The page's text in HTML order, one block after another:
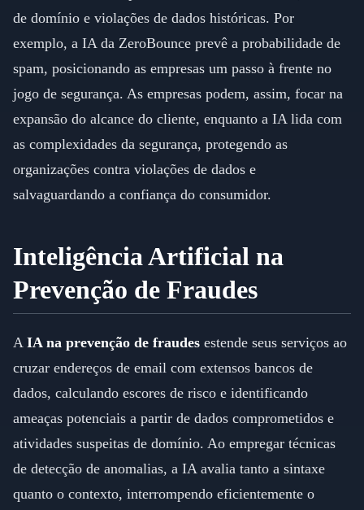
de domínio e violações de dados históricas. Por
exemplo, a IA da ZeroBounce prevê a probabilidade de
spam, posicionando as empresas um passo à frente no
jogo de segurança. As empresas podem, assim, focar na
expansão do alcance do cliente, enquanto a IA lida com
as complexidades da segurança, protegendo as
organizações contra violações de dados e
salvaguardando a confiança do consumidor.
Inteligência Artificial na
Prevenção de Fraudes
A IA na prevenção de fraudes estende seus serviços ao
cruzar endereços de email com extensos bancos de
dados, calculando escores de risco e identificando
ameaças potenciais a partir de dados comprometidos e
atividades suspeitas de domínio. Ao empregar técnicas
de detecção de anomalias, a IA avalia tanto a sintaxe
quanto o contexto, interrompendo eficientemente o